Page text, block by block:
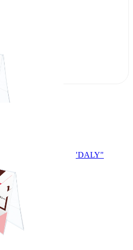
VERTICAL A8 "DALY"